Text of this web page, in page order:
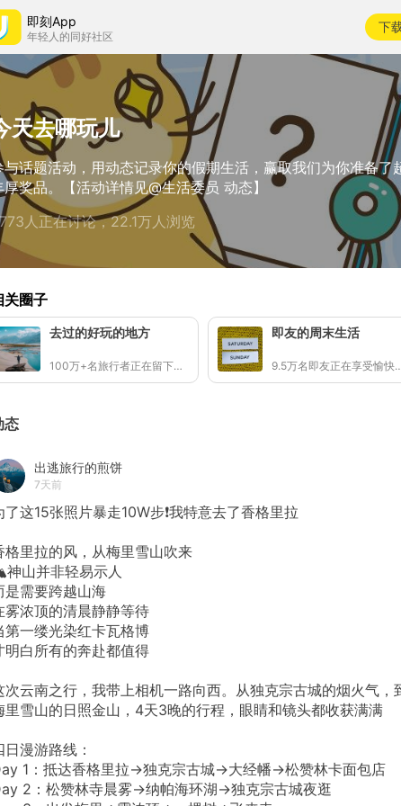
即刻App
年轻人的同好社区
下
天去哪玩儿
与话题活动，用动态记录你的假期生活，赢取我们为你准备了
厚奖品。【活动详情见@生活委员 动态】
人正在讨论，22.1万人浏览
关圈子
去过的好玩的地方
100万+名旅行者正在留下足迹
即友的周末生活
9.5万名即友正
态
出逃旅行的煎饼
7天前
了这15张照片暴走10W步❗我特意去了香格里拉
格里拉的风，从梅里雪山吹来
山并非轻易示人
是需要跨越山海
雾浓顶的清晨静静等待
第一缕光染红卡瓦格博
明白所有的奔赴都值得
次云南之行，我带上相机一路向西。从独克宗古城的烟火气，
里雪山的日照金山，4天3晚的行程，眼睛和镜头都收获满满
日漫游路线：
1：抵达香格里拉→独克宗古城→大经幡→松赞林卡面包店
2：松赞林寺晨雾→纳帕海环湖→独克宗古城夜逛